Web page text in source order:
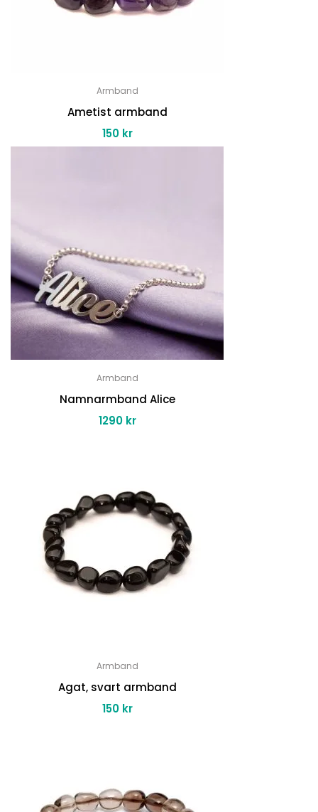
Armband
Ametist armband
150 kr
Armband
Namnarmband Alice
1290 kr
Armband
Agat, svart armband
150 kr